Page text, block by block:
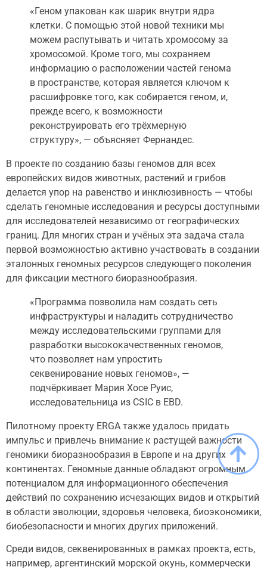
«Геном упакован как шарик внутри ядра
клетки. С помощью этой новой техники мы
можем распутывать и читать хромосому за
хромосомой. Кроме того, мы сохраняем
информацию о расположении частей генома
в пространстве, которая является ключом к
расшифровке того, как собирается геном, и,
прежде всего, к возможности
реконструировать его трёхмерную
структуру», — объясняет Фернандес.
В проекте по созданию базы геномов для всех
европейских видов животных, растений и грибов
делается упор на равенство и инклюзивность — чтобы
сделать геномные исследования и ресурсы доступными
для исследователей независимо от географических
границ. Для многих стран и учёных эта задача стала
первой возможностью активно участвовать в создании
эталонных геномных ресурсов следующего поколения
для фиксации местного биоразнообразия.
«Программа позволила нам создать сеть
инфраструктуры и наладить сотрудничество
между исследовательскими группами для
разработки высококачественных геномов,
что позволяет нам упростить
секвенирование новых геномов», —
подчёркивает Мария Хосе Руис,
исследовательница из CSIC в EBD.
Пилотному проекту ERGA также удалось придать
импульс и привлечь внимание к растущей важности
геномики биоразнообразия в Европе и на других
континентах. Геномные данные обладают огромным
потенциалом для информационного обеспечения
действий по сохранению исчезающих видов и открытий
в области эволюции, здоровья человека, биоэкономики,
биобезопасности и многих других приложений.
Среди видов, секвенированных в рамках проекта, есть,
например, аргентинский морской окунь, коммерчески